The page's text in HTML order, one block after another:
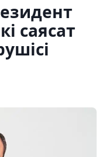
саясат